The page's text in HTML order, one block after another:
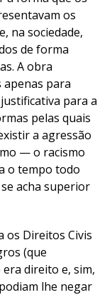
os
na sociedade,
de forma
A obra
apenas para
para a
pelas quais
a agressão
— o racismo
o tempo todo
acha superior
os Direitos Civis
(que
direito e, sim,
lhe negar